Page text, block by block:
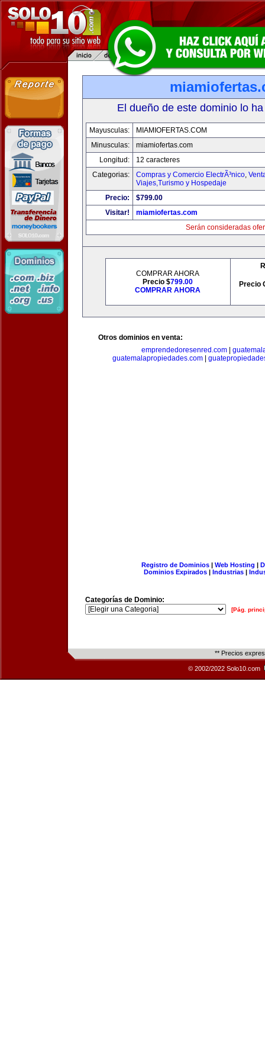
El dueño de este dominio lo
Mayusculas:
MIAMIOFERTAS.COM
Minusculas:
miamiofertas.com
Longitud:
12 caracteres
Categorias:
Compras y Comercio ElectrÃ³nico,
Viajes,Turismo y Hospedaje
Precio:
$799.00
Visitar!
miamiofertas.com
Serán consideradas
COMPRAR AHORA
Precio $799.00
COMPRAR AHORA
Precio
Otros dominios en venta:
emprendedoresenred.com|
guatemalapropiedades.com|
Registro de Dominios| Web Hosting |
Dominios Expirados | Industrias |
Categorías de Dominio:
[Pág.
** Precios
© 2002/2022 Solo10.com